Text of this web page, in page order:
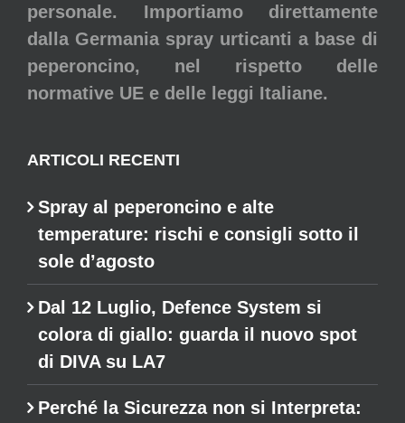
personale. Importiamo direttamente
dalla Germania spray urticanti a base di
peperoncino, nel rispetto delle
normative UE e delle leggi Italiane.
ARTICOLI RECENTI
Spray al peperoncino e alte
temperature: rischi e consigli sotto il
sole d’agosto
Dal 12 Luglio, Defence System si
colora di giallo: guarda il nuovo spot
di DIVA su LA7
Perché la Sicurezza non si Interpreta: